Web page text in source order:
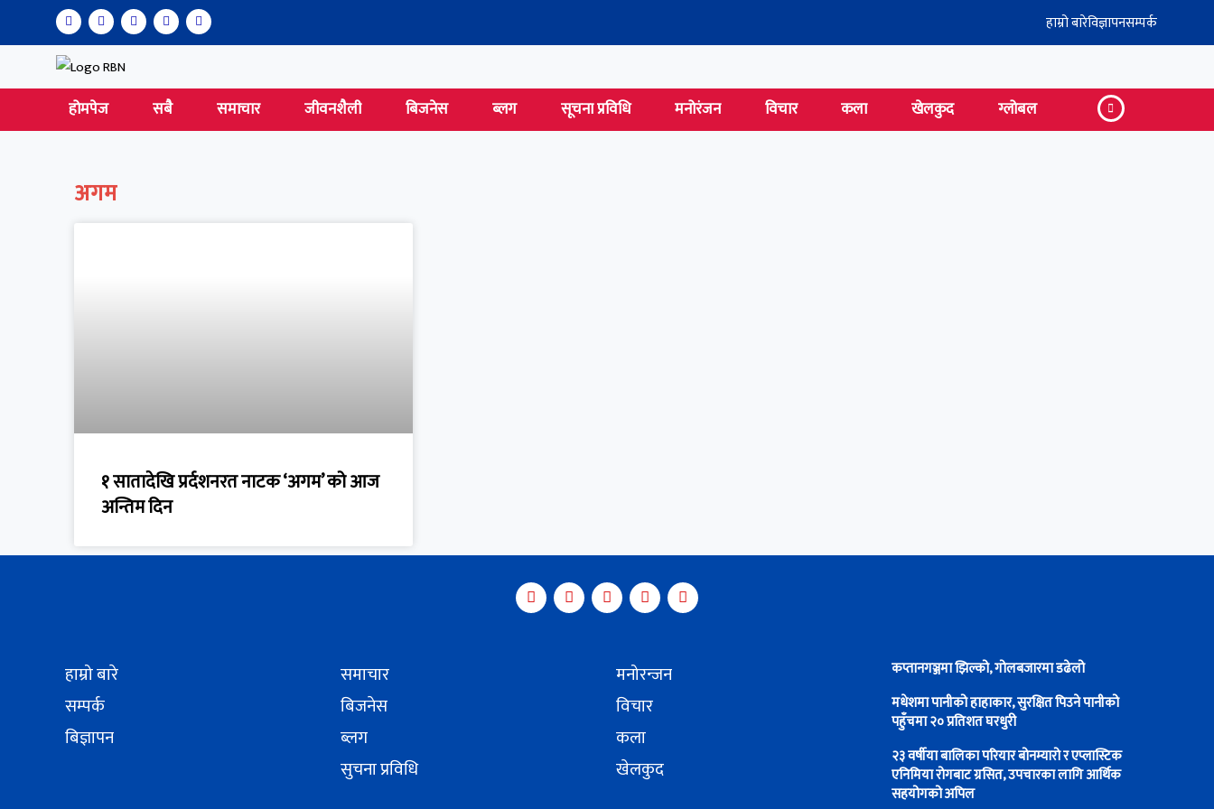
हाम्रो बारेविज्ञापनसम्पर्क
होमपेज सबै समाचार जीवनशैली बिजनेस ब्लग सूचना प्रविधि मनोरंजन विचार कला खेलकुद ग्लोबल
अगम
१ सातादेखि प्रर्दशनरत नाटक ‘अगम’ को आज
अन्तिम दिन
हाम्रो बारे
सम्पर्क
बिज्ञापन
समाचार
बिजनेस
ब्लग
सुचना प्रविधि
मनोरन्जन
विचार
कला
खेलकुद
कप्तानगञ्जमा झिल्को, गोलबजारमा डढेलो
मधेशमा पानीको हाहाकार, सुरक्षित पिउने पानीको
पहुँचमा २० प्रतिशत घरधुरी
२३ वर्षीया बालिका परियार बोनम्यारो र एप्लास्टिक
एनिमिया रोगबाट ग्रसित, उपचारका लागि आर्थिक
सहयोगको अपिल